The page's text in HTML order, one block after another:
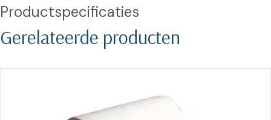
Productspecificaties
Gerelateerde producten